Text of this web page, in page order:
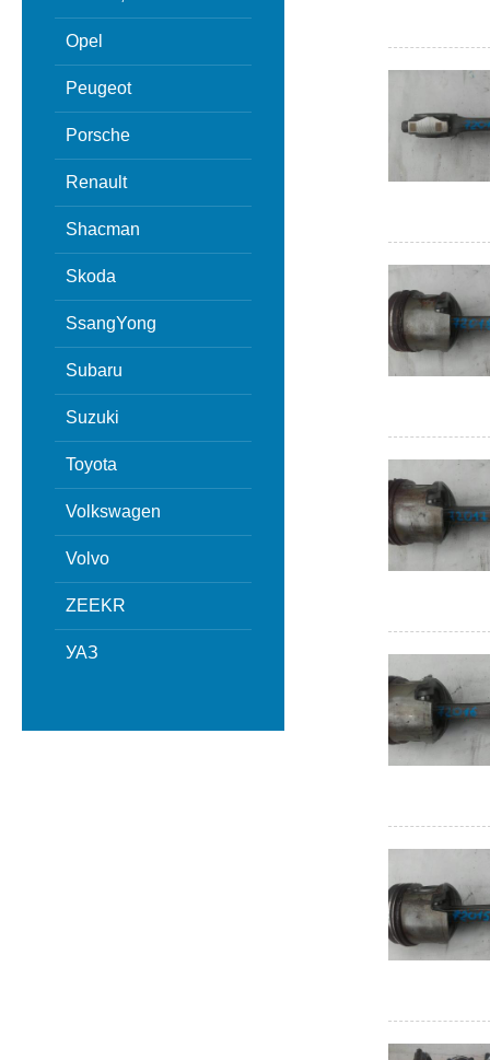
Opel
Peugeot
Porsche
Renault
Shacman
Skoda
SsangYong
Subaru
Suzuki
Toyota
Volkswagen
Volvo
ZEEKR
УАЗ